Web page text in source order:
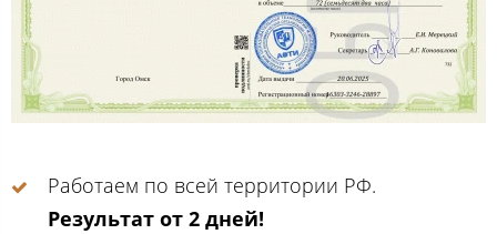
Работаем по всей территории РФ.
Результат от 2 дней!